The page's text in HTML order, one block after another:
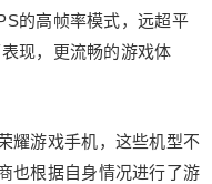
的高帧率模式，远超平
现，更流畅的游戏体
游戏手机，这些机型不
也根据自身情况进行了游